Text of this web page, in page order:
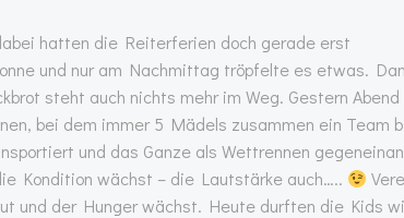
hatten die Reiterferien doch gerade erst
und nur am Nachmittag tröpfelte es etwas.
steht auch nichts mehr im Weg. Gestern Abend
bei dem immer 5 Mädels zusammen ein Team
und das Ganze als Wettrennen
Kondition wächst – die Lautstärke auch…..
und der Hunger wächst. Heute durften die Kids